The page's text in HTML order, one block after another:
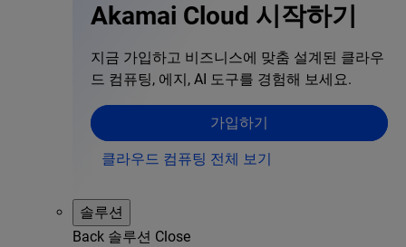
Akamai Cloud 시작하기
지금 가입하고 비즈니스에 맞춤 설계된 클라우
드 컴퓨팅, 에지, AI 도구를 경험해 보세요.
가입하기
클라우드 컴퓨팅 전체 보기
솔루션
Back 솔루션 Close